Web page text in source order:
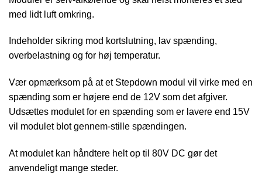
med lidt luft omkring.
Indeholder sikring mod kortslutning, lav spænding,
overbelastning og for høj temperatur.
Vær opmærksom på at et Stepdown modul vil virke med en
spænding som er højere end de 12V som det afgiver.
Udsættes modulet for en spænding som er lavere end 15V
vil modulet blot gennem-stille spændingen.
At modulet kan håndtere helt op til 80V DC gør det
anvendeligt mange steder.